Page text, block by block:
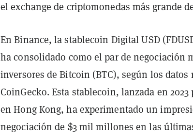
el exchange de criptomonedas más grande
En Binance, la stablecoin Digital USD
ha consolidado como el par de negociación
inversores de Bitcoin (BTC), según los datos
CoinGecko. Esta stablecoin, lanzada en
en Hong Kong, ha experimentado un
negociación de $3 mil millones en las